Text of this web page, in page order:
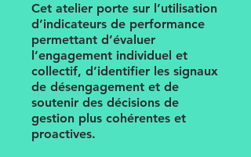
Cet atelier porte sur l’utilisation
d’indicateurs de performance
permettant d’évaluer
l’engagement individuel et
collectif, d’identifier les signaux
de désengagement et de
soutenir des décisions de
gestion plus cohérentes et
proactives.